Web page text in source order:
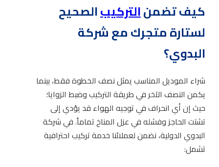
كيف تضمنالتركيبالصحيح
لستارة متجرك مع شركة
البدوي؟
شراء الموديل المناسب يمثل نصف الخطوة فقط، بينما
يكمن النصف الآخر في طريقة التركيب وضبط الزوايا؛
حيث إن أي انحراف في توجيه الهواء قد يؤدي إلى
تشتت الحاجز وفشله في عزل المناخ تماماً. في شركة
البدوي الدولية، نضمن لعملائنا خدمة تركيب احترافية
تشمل: